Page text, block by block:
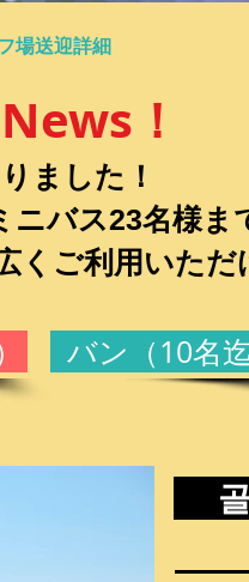
場送迎詳細
！
ました！
バス23名様ま
ご利用いただ
バン（10名迄
페